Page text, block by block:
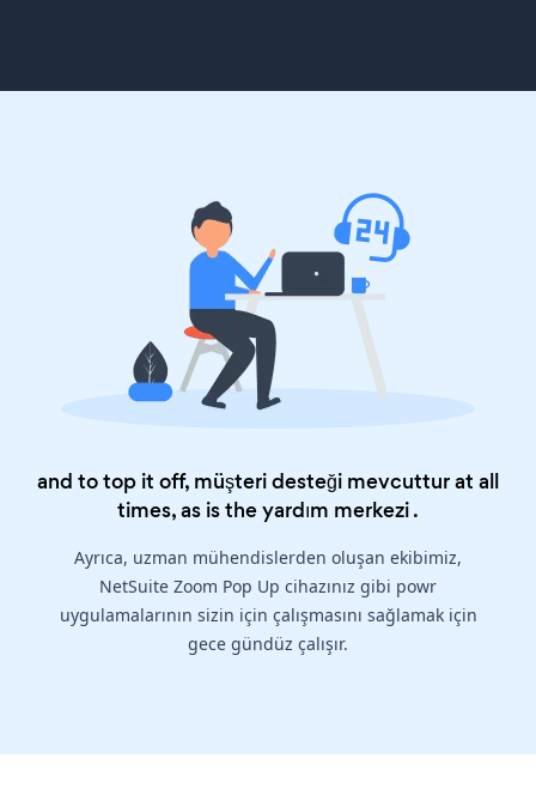
and to top it off, müşteri desteği mevcuttur at all
times, as is theyardım merkezi.
Ayrıca, uzman mühendislerden oluşan ekibimiz,
NetSuite Zoom Pop Up cihazınız gibi powr
uygulamalarının sizin için çalışmasını sağlamak için
gece gündüz çalışır.